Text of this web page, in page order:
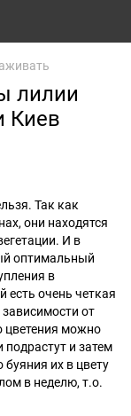
лилии
Киев
Так как
они находятся
И в
оптимальный
в
есть очень четкая
от
цветения можно
и затем
их в цвету
в неделю, т.о.